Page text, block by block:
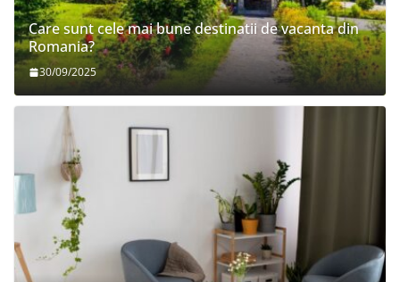
Care sunt cele mai bune destinatii de vacanta din
Romania?
30/09/2025